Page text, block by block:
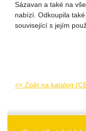
Sázavan a také na
nabízí. Odkoupila
související s jejím
<< Zpět na katalog